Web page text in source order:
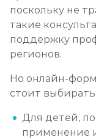
поскольку не
такие
поддержку
регионов.
Но онлайн-
стоит выбирать:
Для детей,
применение